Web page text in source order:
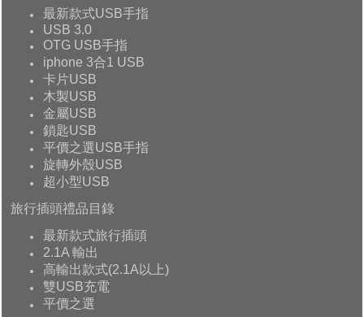
最新款式USB手指
USB 3.0
OTG USB手指
iphone 3合1 USB
卡片USB
木製USB
金屬USB
鎖匙USB
平價之選USB手指
旋轉外殼USB
超小型USB
旅行插頭禮品目錄
最新款式旅行插頭
2.1A 輸出
高輸出款式(2.1A以上)
雙USB充電
平價之選